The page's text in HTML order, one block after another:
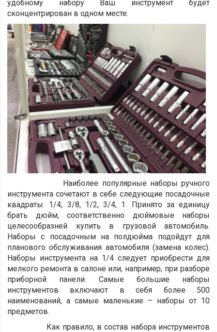
удобному набору Ваш инструмент будет
сконцентрирован в одном месте.
Наиболее популярные наборы ручного
инструмента сочетают в себе следующие посадочные
квадраты: 1/4, 3/8, 1/2, 3/4, 1. Принято за единицу
брать дюйм, соответственно дюймовые наборы
целесообразней купить в грузовой автомобиль.
Наборы с посадочным на полдюйма подойдут для
планового обслуживания автомобиля (замена колес).
Наборы инструмента на 1/4 следует приобрести для
мелкого ремонта в салоне или, например, при разборе
приборной панели. Самые большие наборы
инструментов включают в себя более 500
наименований, а самые маленькие – наборы от 10
предметов.
Как правило, в состав набора инструментов